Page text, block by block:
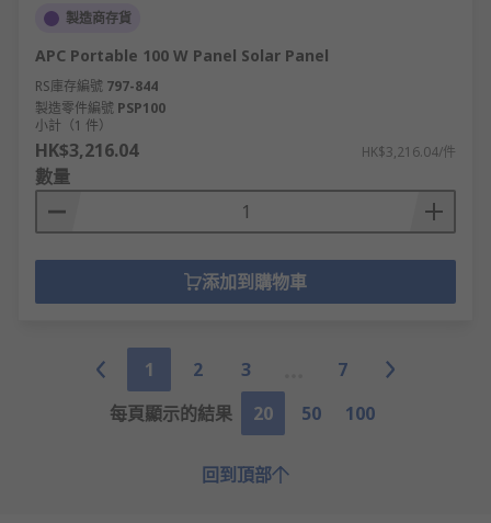
製造商存貨
APC Portable 100 W Panel Solar Panel
RS庫存編號 797-844
製造零件編號 PSP100
小計（1 件）
HK$3,216.04 HK$3,216.04/件
數量
添加到購物車
1 2 3
7
每頁顯示的結果
20 50 100
回到頂部